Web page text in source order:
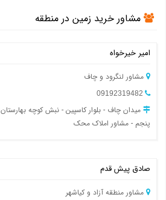
مشاور خرید زمین در منطقه
امیر خیرخواه
مشاور لنگرود و چاف
میدان چاف - بلوار کاسپین - نبش کوچه بهارستان
پنجم - مشاور املاک محک
صادق پیش قدم
مشاور منطقه آزاد و کیاشهر